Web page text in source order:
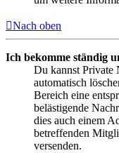
Nach oben
Ich bekomme ständig
Du kannst Private
automatisch
Bereich eine
belästigende
dies auch einem
betreffenden
versenden.